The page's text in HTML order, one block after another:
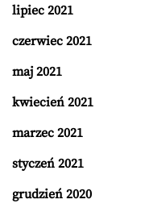
lipiec 2021
czerwiec 2021
maj 2021
kwiecień 2021
marzec 2021
styczeń 2021
grudzień 2020